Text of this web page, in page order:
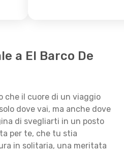
a El Barco De
che il cuore di un viaggio
dove vai, ma anche dove
di svegliarti in un posto
per te, che tu stia
in solitaria, una meritata